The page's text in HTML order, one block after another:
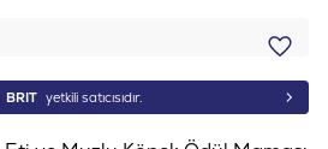
BRIT yetkili satıcısıdır.